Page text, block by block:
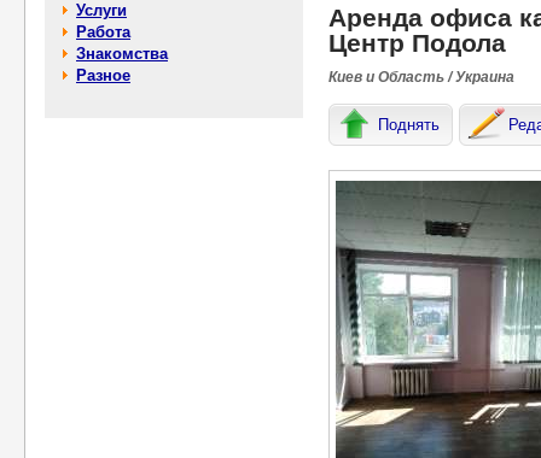
Услуги
Работа
Знакомства
Разное
Аренда офиса
Центр Подола
Киев и Область / Украина
Поднять